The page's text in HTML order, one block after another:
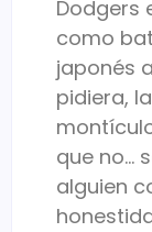
Dodgers
como
japonés
pidiera,
que no…
alguien